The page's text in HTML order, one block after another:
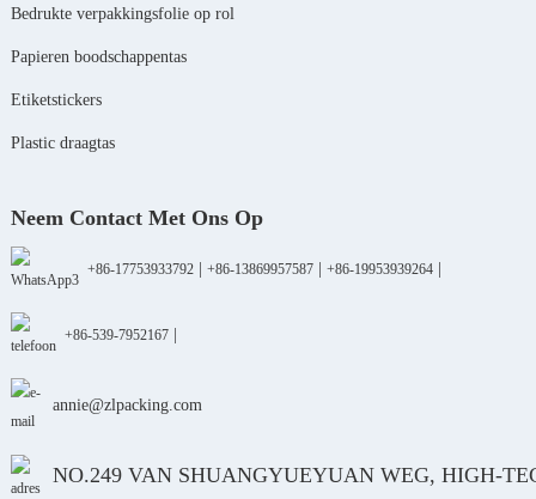
Bedrukte verpakkingsfolie op rol
Papieren boodschappentas
Etiketstickers
Plastic draagtas
Neem Contact Met Ons Op
+86-17753933792| +86-13869957587| +86-19953939264|
+86-539-7952167|
annie@zlpacking.com
NO.249 VAN SHUANGYUEYUAN WEG, HIGH-